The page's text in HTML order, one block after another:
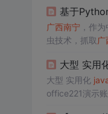
基于
广西南宁 ，作
虫技术，抓取 广
整合网络上的
新发展。
大型 实用
大型 实用化
office221演示